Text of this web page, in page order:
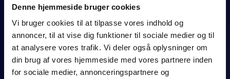
Denne hjemmeside bruger cookies
Vi bruger cookies til at tilpasse vores indhold og
annoncer, til at vise dig funktioner til sociale medier og til
at analysere vores trafik. Vi deler også oplysninger om
din brug af vores hjemmeside med vores partnere inden
for sociale medier, annonceringspartnere og